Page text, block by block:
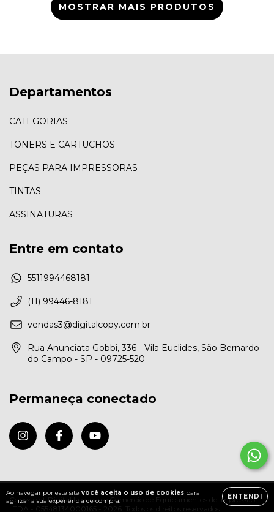
Ao navegar por este site você aceita o uso de cookies para
agilizar a sua experiência de compra.
ENTENDI
MOSTRAR MAIS PRODUTOS
Departamentos
CATEGORIAS
TONERS E CARTUCHOS
PEÇAS PARA IMPRESSORAS
TINTAS
ASSINATURAS
Entre em contato
5511994468181
(11) 99446-8181
vendas3@digitalcopy.com.br
Rua Anunciata Gobbi, 336 - Vila Euclides, São Bernardo
do Campo - SP - 09725-520
Permaneça conectado
Copyright Digital Locacao e Comercio de Equipamentos de Impressao
LTDA - 05548134000165 - 2026. Todos os direitos reservados.